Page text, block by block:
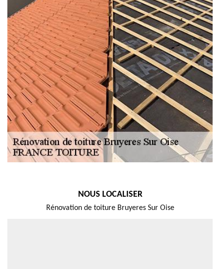
NOUS LOCALISER
Rénovation de toiture Bruyeres Sur Oise